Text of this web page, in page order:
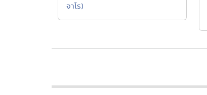
จาโร)